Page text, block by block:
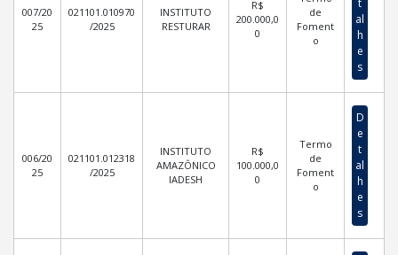
007/20
25
021101.010970
/2025
INSTITUTO
RESTURAR
R$
200.000,0
0
de
Foment
o
t
al
h
e
s
006/20
25
021101.012318
/2025
INSTITUTO
AMAZÔNICO
IADESH
R$
100.000,0
0
Termo
de
Foment
o
D
e
t
al
h
e
s